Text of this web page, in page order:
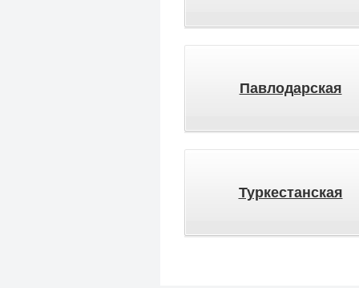
Павлодарская
Туркестанская